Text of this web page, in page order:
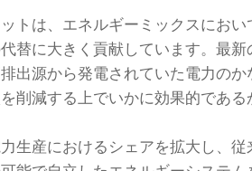
トは、エネルギーミックスにお
替に大きく貢献しています。最
出源から発電されていた電力の
削減する上でいかに効果的である
生産におけるシェアを拡大​​し、